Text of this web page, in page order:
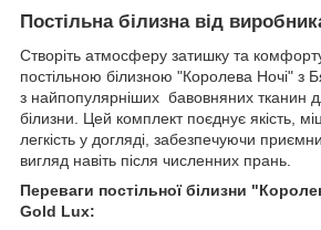
Постільна білизна від
Створіть атмосферу затишку та
постільною білизною "Королева Ночі" з
з найпопулярніших бавовняних тканин
білизни. Цей комплект поєднує якість,
легкість у догляді, забезпечуючи
вигляд навіть після численних прань.
Переваги постільної білизни
Gold Lux: